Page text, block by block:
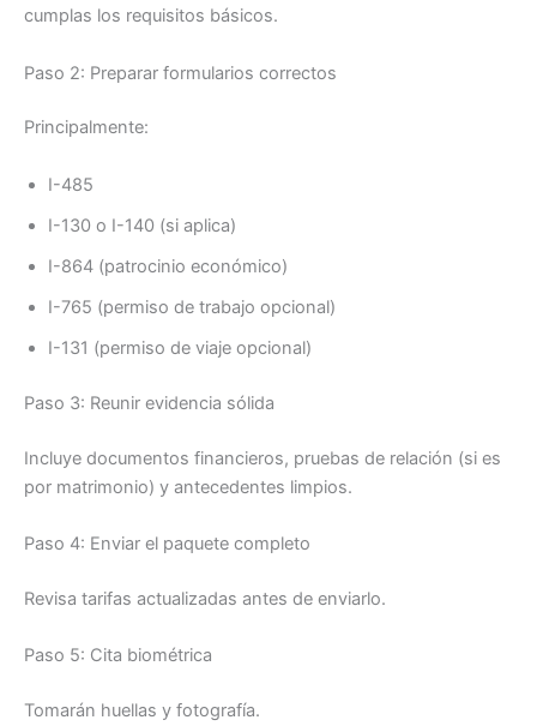
cumplas los requisitos básicos.
Paso 2: Preparar formularios correctos
Principalmente:
I-485
I-130 o I-140 (si aplica)
I-864 (patrocinio económico)
I-765 (permiso de trabajo opcional)
I-131 (permiso de viaje opcional)
Paso 3: Reunir evidencia sólida
Incluye documentos financieros, pruebas de relación (si es
por matrimonio) y antecedentes limpios.
Paso 4: Enviar el paquete completo
Revisa tarifas actualizadas antes de enviarlo.
Paso 5: Cita biométrica
Tomarán huellas y fotografía.